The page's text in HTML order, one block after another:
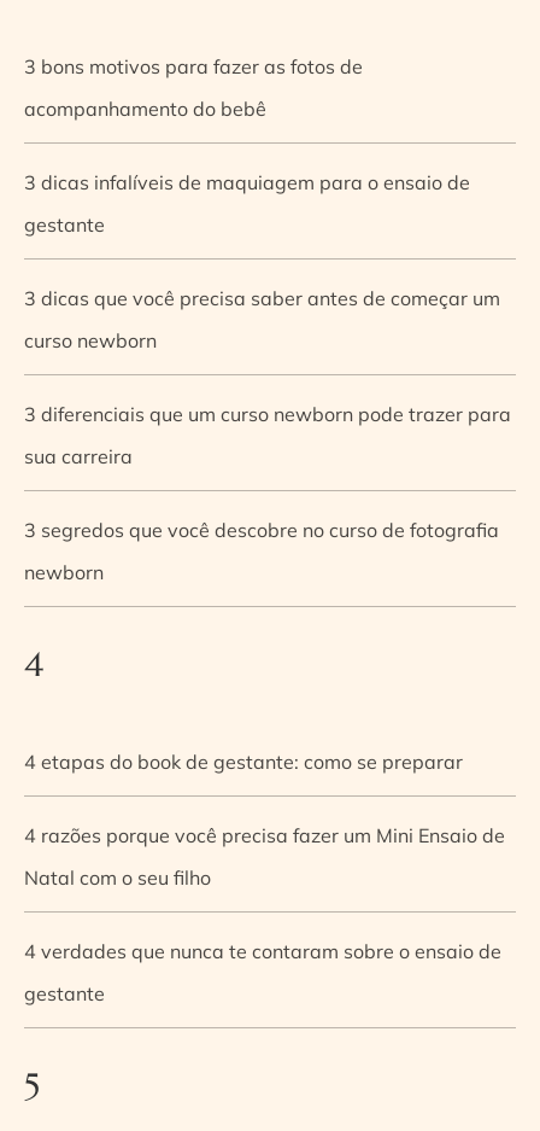
3 bons motivos para fazer as fotos de
acompanhamento do bebê
3 dicas infalíveis de maquiagem para o ensaio de
gestante
3 dicas que você precisa saber antes de começar um
curso newborn
3 diferenciais que um curso newborn pode trazer para
sua carreira
3 segredos que você descobre no curso de fotografia
newborn
4
4 etapas do book de gestante: como se preparar
4 razões porque você precisa fazer um Mini Ensaio de
Natal com o seu filho
4 verdades que nunca te contaram sobre o ensaio de
gestante
5